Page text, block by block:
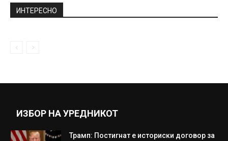
ИНТЕРЕСНО
ИЗБОР НА УРЕДНИКОТ
Трамп: Постигнат е историски договор за